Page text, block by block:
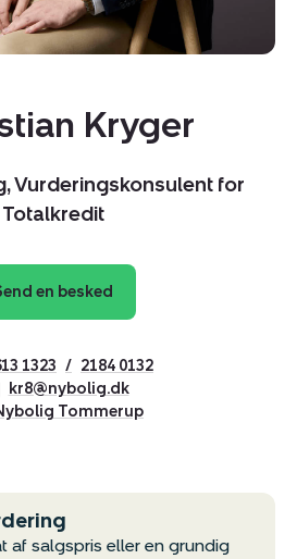
Kryger
Vurderingskonsulent for
Totalkredit
en besked
1323
2184 0132
kr8@nybolig.dk
Tommerup
af salgspris eller en grundig
Kopier link
Del via mail